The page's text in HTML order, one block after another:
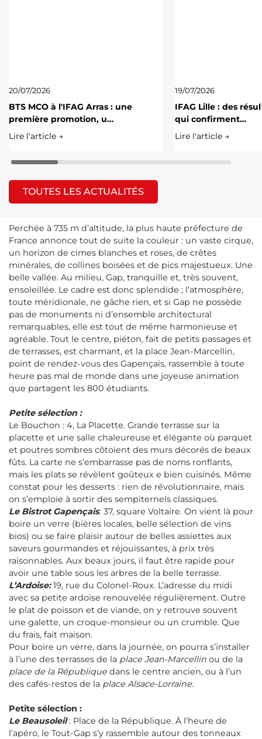
20/07/2026
BTS MCO à l'IFAG Arras : une
première promotion, u…
Lire l'article →
19/07/2026
IFAG Lille : des
qui confirment…
Lire l'article →
TOUTES LES ACTUALITÉS
Perchée à 735 m d’altitude, la plus haute préfecture de
France annonce tout de suite la couleur : un vaste cirque,
un horizon de cimes blanches et roses, de crêtes
minérales, de collines boisées et de pics majestueux. Une
belle vallée. Au milieu, Gap, tranquille et, très souvent,
ensoleillée. Le cadre est donc splendide ; l’atmosphère,
toute méridionale, ne gâche rien, et si Gap ne possède
pas de monuments ni d’ensemble architectural
remarquables, elle est tout de même harmonieuse et
agréable. Tout le centre, piéton, fait de petits passages et
de terrasses, est charmant, et la place Jean-Marcellin,
point de rendez-vous des Gapençais, rassemble à toute
heure pas mal de monde dans une joyeuse animation
que partagent les 800 étudiants.
Petite sélection :
Le Bouchon : 4, La Placette. Grande terrasse sur la
placette et une salle chaleureuse et élégante où parquet
et poutres sombres côtoient des murs décorés de beaux
fûts. La carte ne s’embarrasse pas de noms ronflants,
mais les plats se révèlent goûteux e bien cuisinés. Même
constat pour les desserts : rien de révolutionnaire, mais
on s’emploie à sortir des sempiternels classiques.
Le Bistrot Gapençais: 37, square Voltaire. On vient là pour
boire un verre (bières locales, belle sélection de vins
bios) ou se faire plaisir autour de belles assiettes aux
saveurs gourmandes et réjouissantes, à prix très
raisonnables. Aux beaux jours, il faut être rapide pour
avoir une table sous les arbres de la belle terrasse.
L’Ardoise:19, rue du Colonel-Roux. L’adresse du midi
avec sa petite ardoise renouvelée régulièrement. Outre
le plat de poisson et de viande, on y retrouve souvent
une galette, un croque-monsieur ou un crumble. Que
du frais, fait maison.
Pour boire un verre, dans la journée, on pourra s’installer
à l’une des terrasses de la place Jean-Marcellin ou de la
place de la République dans le centre ancien, ou à l’un
des cafés-restos de la place Alsace-Lorraine.
Petite sélection :
Le Beausoleil: Place de la République. À l’heure de
l’apéro, le Tout-Gap s’y rassemble autour des tonneaux